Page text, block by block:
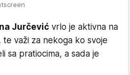
Jurčević vrlo je aktivna na
važi za nekoga ko svoje
sa pratiocima, a sada je